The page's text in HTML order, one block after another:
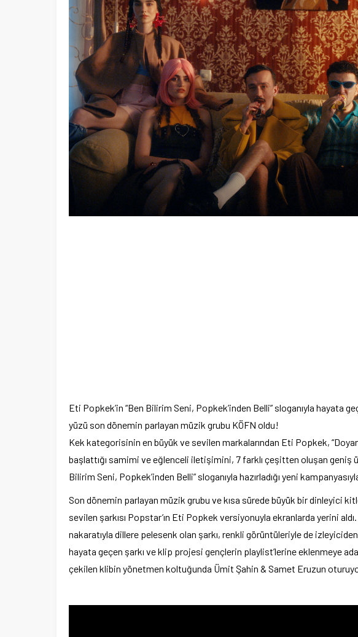
Eti Popkek’in “Ben Bilirim Seni, Popkek’inden Belli” sloganıyla hayata
yüzü son dönemin parlayan müzik grubu KÖFN oldu!
Kek kategorisinin en büyük ve sevilen markalarından Eti Popkek,
başlattığı samimi ve eğlenceli iletişimini, 7 farklı çeşitten oluşan geniş
Bilirim Seni, Popkek’inden Belli” sloganıyla hazırladığı yeni
Son dönemin parlayan müzik grubu ve kısa sürede büyük bir dinleyici
sevilen şarkısı Popstar’ın Eti Popkek versiyonuyla ekranlarda yerini
nakaratıyla dillere pelesenk olan şarkı, renkli görüntüleriyle de
hayata geçen şarkı ve klip projesi gençlerin playlist’lerine eklenmeye
çekilen klibin yönetmen koltuğunda Ümit Şahin & Samet Eruzun